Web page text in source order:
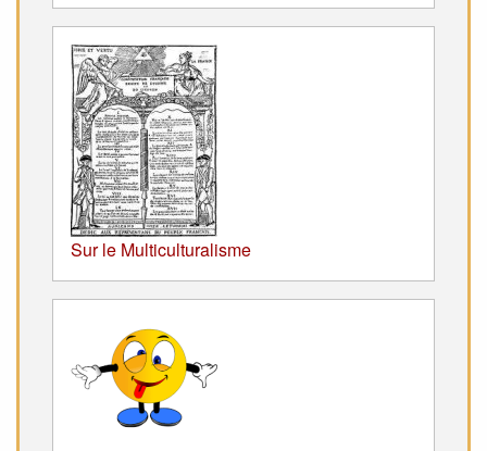
Sur le Multiculturalisme